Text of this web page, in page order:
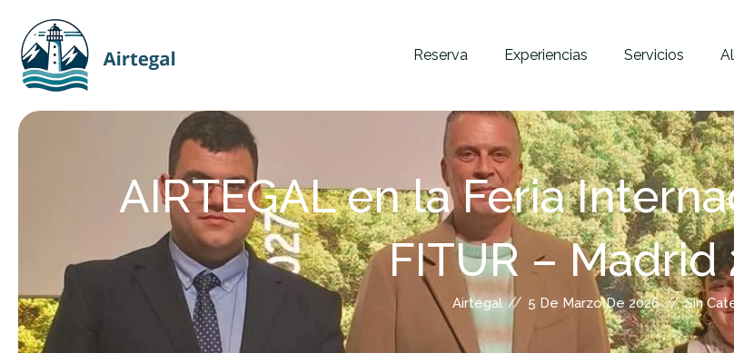
contenido
Reserva Experiencias Servicios
AIRTEGAL en la Feria
FITUR – Madrid
Airtegal // 5 De Marzo De 2026 // Sin